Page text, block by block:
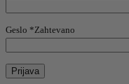
Geslo *Zahtevano
Prijava